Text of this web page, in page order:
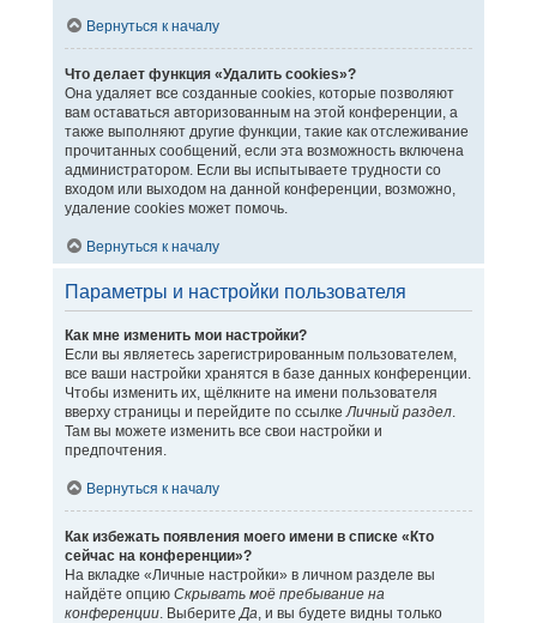
Вернуться к началу
Что делает функция «Удалить cookies»?
Она удаляет все созданные cookies, которые позволяют
вам оставаться авторизованным на этой конференции, а
также выполняют другие функции, такие как отслеживание
прочитанных сообщений, если эта возможность включена
администратором. Если вы испытываете трудности со
входом или выходом на данной конференции, возможно,
удаление cookies может помочь.
Вернуться к началу
Параметры и настройки пользователя
Как мне изменить мои настройки?
Если вы являетесь зарегистрированным пользователем,
все ваши настройки хранятся в базе данных конференции.
Чтобы изменить их, щёлкните на имени пользователя
вверху страницы и перейдите по ссылкеЛичный раздел.
Там вы можете изменить все свои настройки и
предпочтения.
Вернуться к началу
Как избежать появления моего имени в списке «Кто
сейчас на конференции»?
На вкладке «Личные настройки» в личном разделе вы
найдёте опцию Скрывать моё пребывание на
конференции. ВыберитеДа, и вы будете видны только